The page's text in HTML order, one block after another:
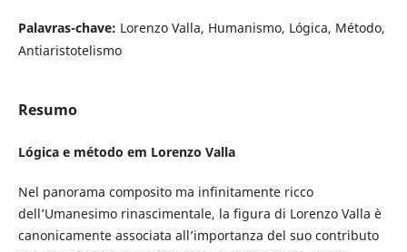
Palavras-chave: Lorenzo Valla, Humanismo, Lógica, Método,
Antiaristotelismo
Resumo
Lógica e método em Lorenzo Valla
Nel panorama composito ma infinitamente ricco
dell’Umanesimo rinascimentale, la figura di Lorenzo Valla è
canonicamente associata all’importanza del suo contributo